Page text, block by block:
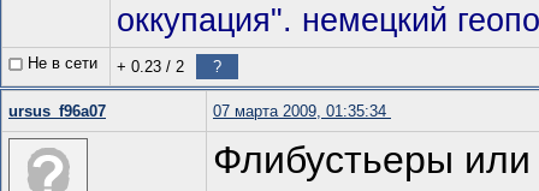
оккупация". немецкий
Не в сети + 0.23 / 2 ?
ursus_f96a07 07 марта 2009, 01:35:34
Флибустьеры